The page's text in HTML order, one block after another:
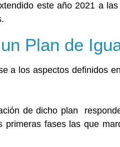
este año 2021 a
Plan de
a los aspectos definidos
de dicho plan
primeras fases las que